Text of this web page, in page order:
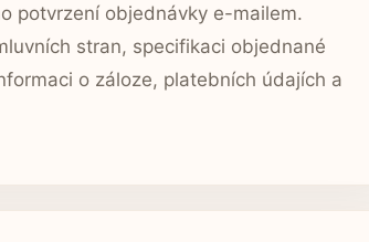
potvrzení objednávky e-mailem.
stran, specifikaci objednané
o záloze, platebních údajích a